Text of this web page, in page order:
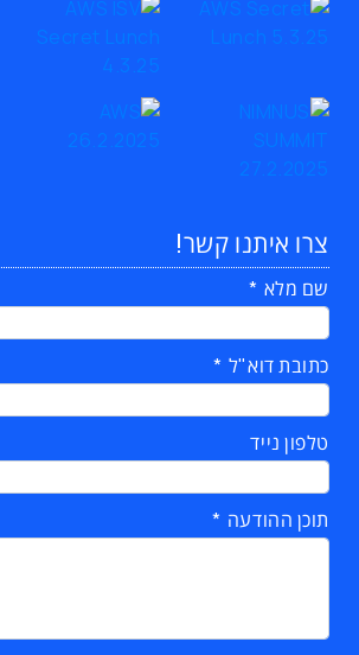
צרו איתנו קשר!
שם מלא
כתובת דוא"ל
טלפון נייד
תוכן ההודעה